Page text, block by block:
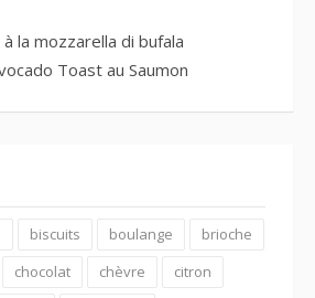
la mozzarella di bufala
Toast au Saumon
biscuits boulange
brioche
chocolat chèvre
citron